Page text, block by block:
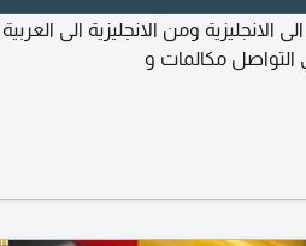
ومن الانجليزية الى العربية
التواصل مكالمات و